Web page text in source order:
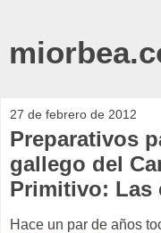
27 de febrero de 2012
Preparativos
gallego del
Primitivo: Las
Hace un par de años